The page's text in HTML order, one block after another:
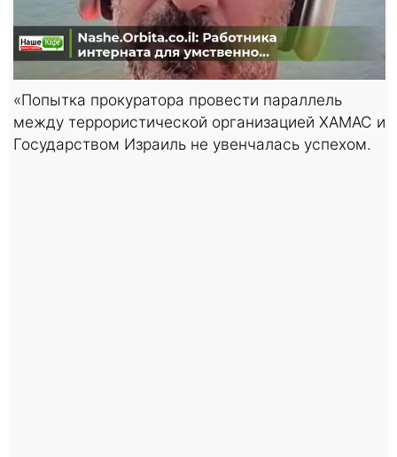
«Попытка прокуратора провести параллель
между террористической организацией ХАМАС и
Государством Израиль не увенчалась успехом.